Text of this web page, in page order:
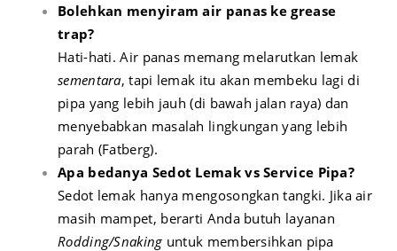
Bolehkan menyiram air panas ke grease
trap?
Hati-hati. Air panas memang melarutkan lemak
sementara, tapi lemak itu akan membeku lagi di
pipa yang lebih jauh (di bawah jalan raya) dan
menyebabkan masalah lingkungan yang lebih
parah (Fatberg).
Apa bedanya Sedot Lemak vs Service Pipa?
Sedot lemak hanya mengosongkan tangki. Jika air
masih mampet, berarti Anda butuh layanan
Rodding/Snaking untuk membersihkan pipa